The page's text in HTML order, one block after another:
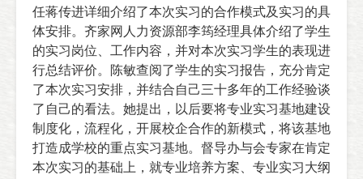
任蒋传进详细介绍了本次实习的合作模式及实习的具
体安排。齐家网人力资源部李筠经理具体介绍了学生
的实习岗位、工作内容，并对本次实习学生的表现进
行总结评价。陈敏查阅了学生的实习报告，充分肯定
了本次实习安排，并结合自己三十多年的工作经验谈
了自己的看法。她提出，以后要将专业实习基地建设
制度化，流程化，开展校企合作的新模式，将该基地
打造成学校的重点实习基地。督导办与会专家在肯定
本次实习的基础上，就专业培养方案、专业实习大纲